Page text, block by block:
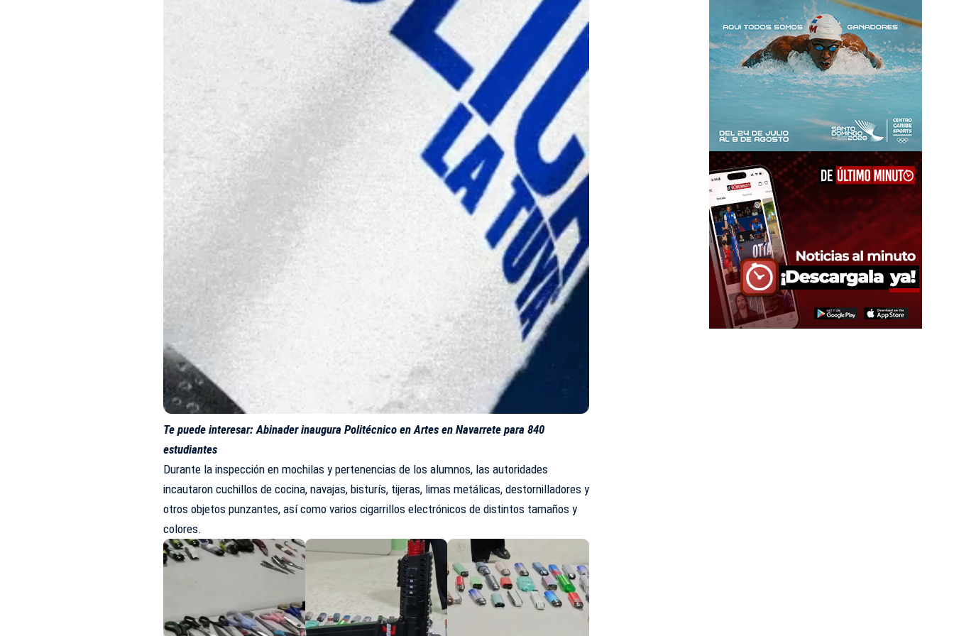
Te puede interesar:Abinader inaugura Politécnico en Artes en Navarrete para 840
estudiantes
Durante la inspección en mochilas y pertenencias de los alumnos, las autoridades
incautaron cuchillos de cocina, navajas, bisturís, tijeras, limas metálicas, destornilladores y
otros objetos punzantes, así como varios cigarrillos electrónicos de distintos tamaños y
colores.